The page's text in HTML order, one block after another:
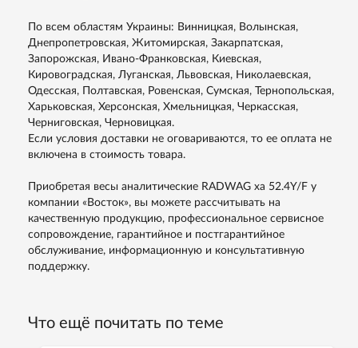
По всем областям Украины: Винницкая, Волынская,
Днепропетровская, Житомирская, Закарпатская,
Запорожская, Ивано-Франковская, Киевская,
Кировоградская, Луганская, Львовская, Николаевская,
Одесская, Полтавская, Ровенская, Сумская, Тернопольская,
Харьковская, Херсонская, Хмельницкая, Черкасская,
Черниговская, Черновицкая.
Если условия доставки не оговариваются, то ее оплата не
включена в стоимость товара.
Приобретая весы аналитические RADWAG ха 52.4Y/F у
компании «Восток», вы можете рассчитывать на
качественную продукцию, профессиональное сервисное
сопровождение, гарантийное и постгарантийное
обслуживание, информационную и консультативную
поддержку.
Что ещё почитать по теме